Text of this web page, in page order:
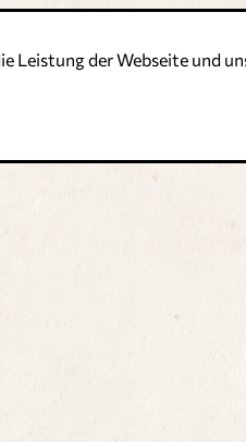
der Webseite und